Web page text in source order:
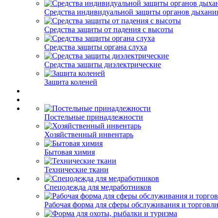
Средства индивидуальной защиты органов
Средства защиты от падения с высоты
Средства защиты органа слуха
Средства защиты диэлектрические
Защита коленей
Постельные принадлежности
Хозяйственный инвентарь
Бытовая химия
Технические ткани
Спецодежда для медработников
Рабочая форма для сферы обслуживания и торговли